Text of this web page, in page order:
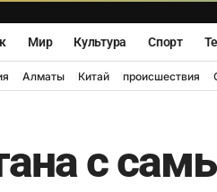
Мир Культура Спорт
Алматы Китай происшествия
с